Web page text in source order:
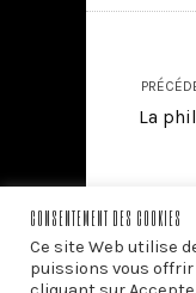
La
CONSENTEMENT DES COOKIES
Ce site Web utilise
puissions vous